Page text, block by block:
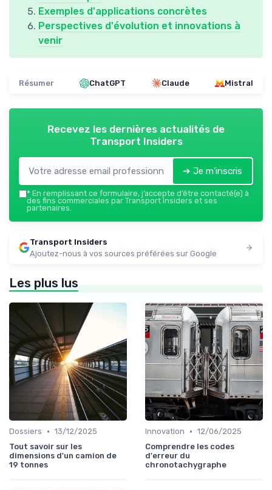
Exemples d'applications concrètes
Perspectives d'évolution et innovations à
venir
Résumer ChatGPT Claude Mistral
Recevez les dernières actualités de
Transport Insiders
➔ Je m'inscris
* En remplissant ce formulaire, j’accepte d’être contacté(e) à
des fins commerciales par Transport Insiders et ses
partenaires.
Transport Insiders
Ajoutez-nous à vos sources préférées sur Google
Les plus lus
Dossiers • 13/12/2025
Tout savoir sur les
dimensions d'un camion de
19 tonnes
Innovation • 12/06/2025
Comprendre les codes
d'erreur du
chronotachygraphe